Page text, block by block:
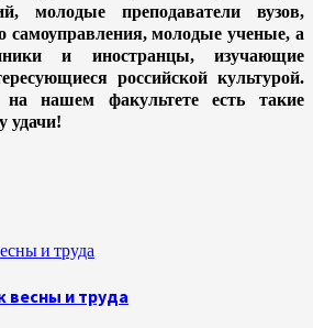
молодые преподаватели вузов,
самоуправления, молодые ученые, а
и иностранцы, изучающие
российской культурой.
нашем факультете есть такие
удачи!
и труда
весны и труда